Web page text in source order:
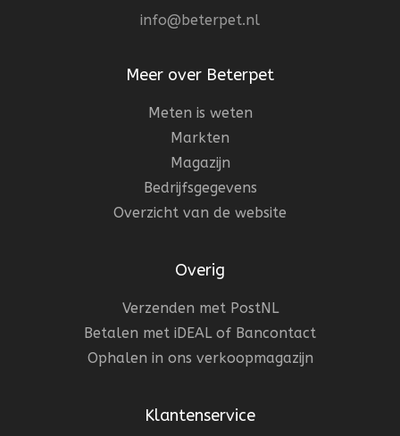
info@beterpet.nl
Meer over Beterpet
Meten is weten
Markten
Magazijn
Bedrijfsgegevens
Overzicht van de website
Overig
Verzenden met PostNL
Betalen met iDEAL of Bancontact
Ophalen in ons verkoopmagazijn
Klantenservice